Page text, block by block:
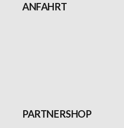
ANFAHRT
PARTNERSHOP